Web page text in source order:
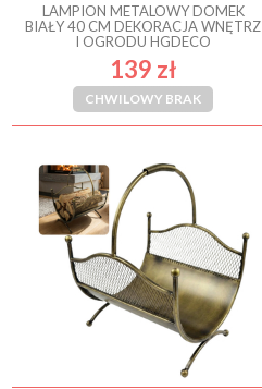
LAMPION METALOWY DOMEK
BIAŁY 40 CM DEKORACJA WNĘTRZ
I OGRODU HGDECO
139 zł
CHWILOWY BRAK